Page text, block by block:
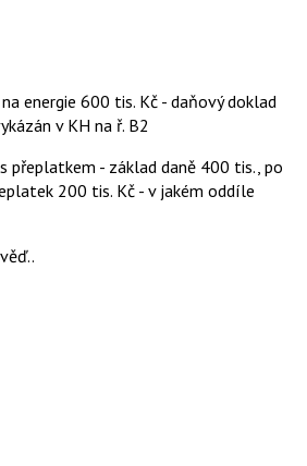
energie 600 tis. Kč - daňový doklad
v KH na ř. B2
přeplatkem - základ daně 400 tis., po
200 tis. Kč - v jakém oddíle